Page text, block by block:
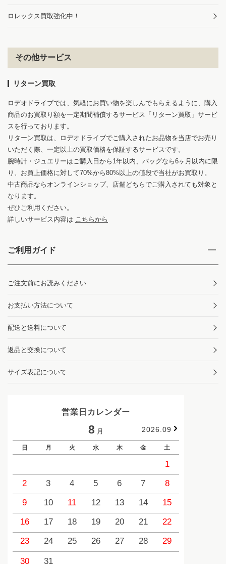
ロレックス買取強化中！
その他サービス
リターン買取
ロデオドライブでは、気軽にお買い物を楽しんでもらえるように、購入
商品のお買取り額を一定期間補償するサービス「リターン買取」サービ
スを行っております。
リターン買取は、ロデオドライブでご購入されたお品物を当店でお売り
いただく際、一定以上の買取価格を保証するサービスです。
腕時計・ジュエリーはご購入日から1年以内、バッグなら6ヶ月以内に限
り、お買上価格に対して70%から80%以上の値段で当社がお買取り。
中古商品ならオンラインショップ、店舗どちらでご購入されても対象と
なります。
ぜひご利用ください。
詳しいサービス内容は こちらから
ご利用ガイド
ご注文前にお読みください
お支払い方法について
配送と送料について
返品と交換について
サイズ表記について
営業日カレンダー
8 月 2026.09
日 月 火 水 木 金 土
1
2
3 4 5 6 7
8
9
10 11 12 13 14
15
16
17 18 19 20 21
22
23
24 25 26 27 28 29
30 31